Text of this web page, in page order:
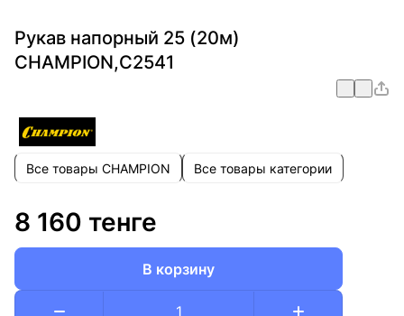
Рукав напорный 25 (20м)
CHAMPION,С2541
Все товары CHAMPION Все товары категории
8 160 тенге
В корзину